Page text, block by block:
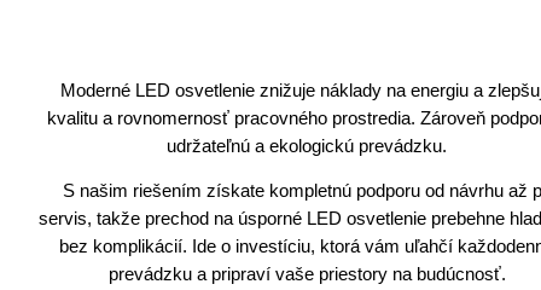
Moderné LED osvetlenie znižuje náklady na energiu a
kvalitu a rovnomernosť pracovného prostredia. Zároveň
udržateľnú a ekologickú prevádzku.
S našim riešením získate kompletnú podporu od návrhu až
servis, takže prechod na úsporné LED osvetlenie prebehne
bez komplikácií. Ide o investíciu, ktorá vám uľahčí
prevádzku a pripraví vaše priestory na budúcnosť.